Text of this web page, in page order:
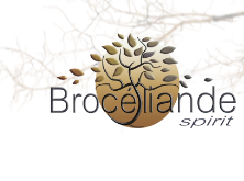
à
la
au
contenu